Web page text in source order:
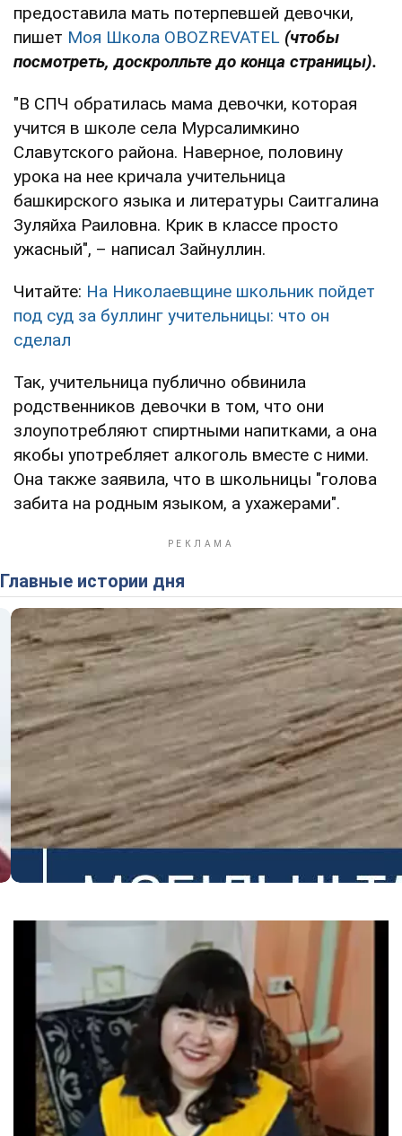
предоставила мать потерпевшей девочки,
пишет Моя Школа OBOZREVATEL (чтобы
посмотреть, доскролльте до конца страницы).
"В СПЧ обратилась мама девочки, которая
учится в школе села Мурсалимкино
Славутского района. Наверное, половину
урока на нее кричала учительница
башкирского языка и литературы Саитгалина
Зуляйха Раиловна. Крик в классе просто
ужасный", – написал Зайнуллин.
Читайте: На Николаевщине школьник пойдет
под суд за буллинг учительницы: что он
сделал
Так, учительница публично обвинила
родственников девочки в том, что они
злоупотребляют спиртными напитками, а она
якобы употребляет алкоголь вместе с ними.
Она также заявила, что в школьницы "голова
забита на родным языком, а ухажерами".
Главные истории дня